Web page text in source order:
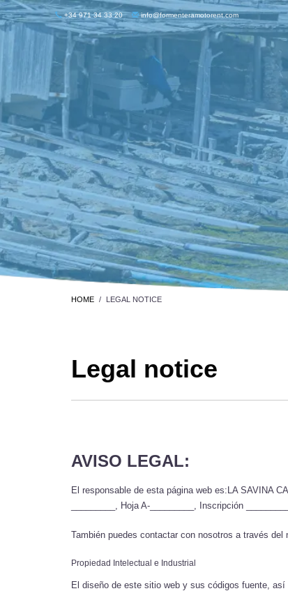
+34 971 34 33 20 info@formenteramotorent.com
HOME LEGAL NOTICE
Legal notice
AVISO LEGAL:
El responsable de esta página web es:LA SAVINA
_________, Hoja A-_________, Inscripción
También puedes contactar con nosotros a través
Propiedad Intelectual e Industrial
El diseño de este sitio web y sus códigos fuente,